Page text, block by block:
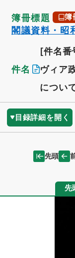
簿冊標題 簿
閣議資料・昭
件名
[件名
ヴィア
につい
目録詳細を開く
先頭
先